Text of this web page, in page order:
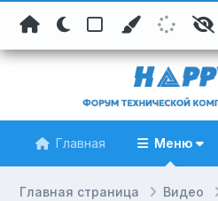
Главная Меню
Главная страница Видео